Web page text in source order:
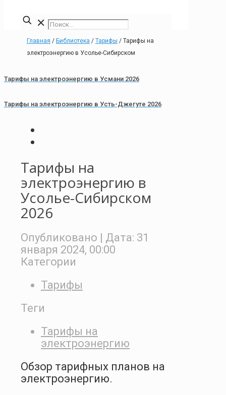
✕
Главная / Библиотека / Тарифы / Тарифы на
электроэнергию в Усолье-Сибирском
Тарифы на электроэнергию в Усмани 2026
Тарифы на электроэнергию в Усть-Джегуте 2026
Тарифы на
электроэнергию в
Усолье-Сибирском
2026
Опубликовано | Дата: 31
января 2024, 00:00
Категории
Тарифы
Теги
Тарифы на
электроэнергию
Обзор тарифных планов на
электроэнергию.